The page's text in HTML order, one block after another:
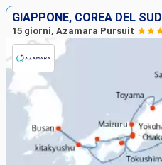
GIAPPONE, COREA DEL SUD
15 giorni, Azamara Pursuit